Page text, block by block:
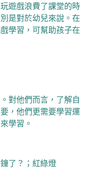
遊戲浪費了課堂的時
是對於幼兒來說。在
學習，可幫助孩子在
對他們而言，了解自
，他們更需要學習運
學習。
了？；紅綠燈